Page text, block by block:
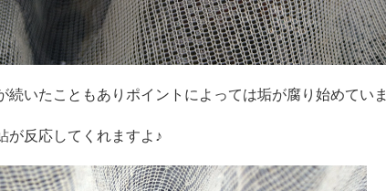
続いたこともありポイントによっては垢が腐り始めてい
が反応してくれますよ♪